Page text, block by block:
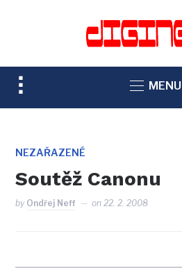
TOGGLE
SIDEBAR
NAVIGATION
MENU
NEZAŘAZENÉ
Soutěž Canonu
by Ondřej Neff on22. 2. 2008